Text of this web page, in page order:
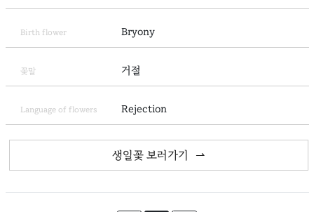
Birth flower Bryony
꽃말 거절
Language of flowers Rejection
생일꽃 보러가기